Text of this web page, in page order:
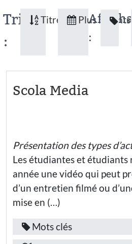
Tri
:
Titres Plus récents
:
Scola Media
Présentation des types
Les étudiantes et étudiants
année une vidéo qui peut
d’un entretien filmé ou
mise en (…)
Mots clés
Public(s)